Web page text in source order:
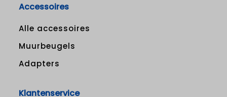
Accessoires
Alle accessoires
Muurbeugels
Adapters
Klantenservice